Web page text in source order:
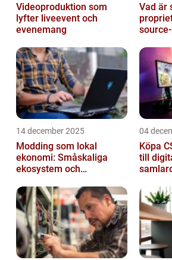
Videoproduktion som
lyfter liveevent och
evenemang
Vad är
14 december 2025
Modding som lokal
ekonomi: Småskaliga
ekosystem och
04
Köpa
till